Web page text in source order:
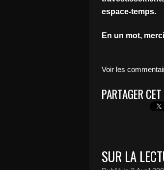
espace-temps.
En un mot,
Voir les
PARTAGER
SUR LA